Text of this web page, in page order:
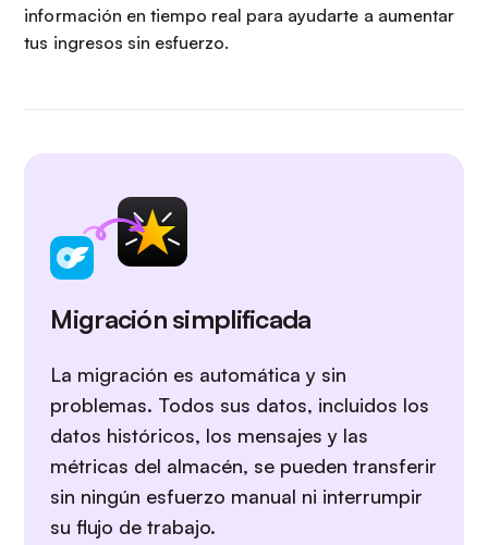
información en tiempo real para ayudarte a aumentar
tus ingresos sin esfuerzo.
Migración simplificada
La migración es automática y sin
problemas. Todos sus datos, incluidos los
datos históricos, los mensajes y las
métricas del almacén, se pueden transferir
sin ningún esfuerzo manual ni interrumpir
su flujo de trabajo.